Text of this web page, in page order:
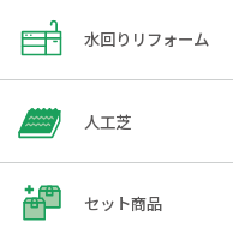
水回りリフォーム
人工芝
セット商品